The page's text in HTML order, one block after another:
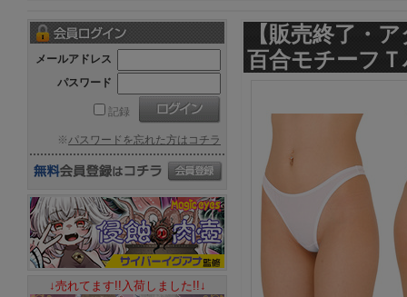
【販売終了・
百合モチーフ
メールアドレス
パスワード
記録
※パスワードを忘れた方はコチラ
↓売れてます!!入荷しました!!↓